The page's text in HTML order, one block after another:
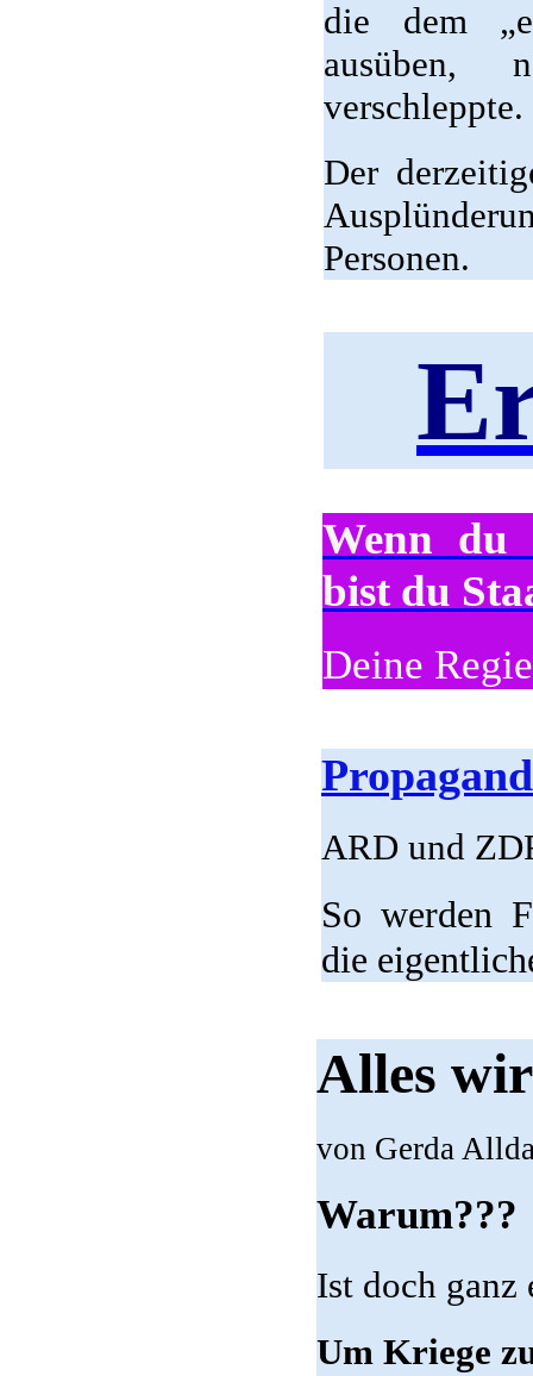
die dem
ausüben,
verschleppte.
Der
Personen.
Wenn du
bist du
Deine
ARD und
So werden
die
Alles
von Gerda
Warum???
Ist doch ganz
Um Kriege